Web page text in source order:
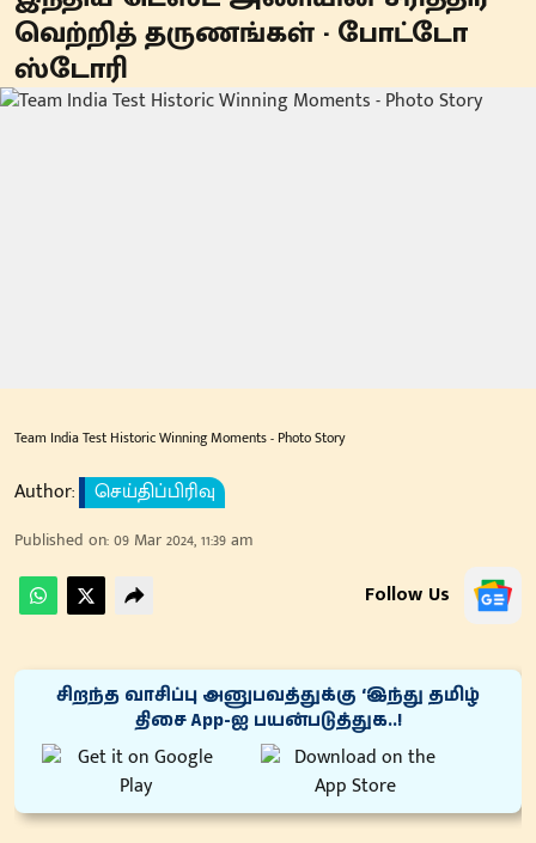
வெற்றித் தருணங்கள் - போட்டோ
ஸ்டோரி
Team India Test Historic Winning Moments - Photo Story
Author: செய்திப்பிரிவு
Published on:09 Mar 2024, 11:39 am
Follow Us
சிறந்த வாசிப்பு அனுபவத்துக்கு ‘இந்து தமிழ்
திசை App-ஐ பயன்படுத்துக..!